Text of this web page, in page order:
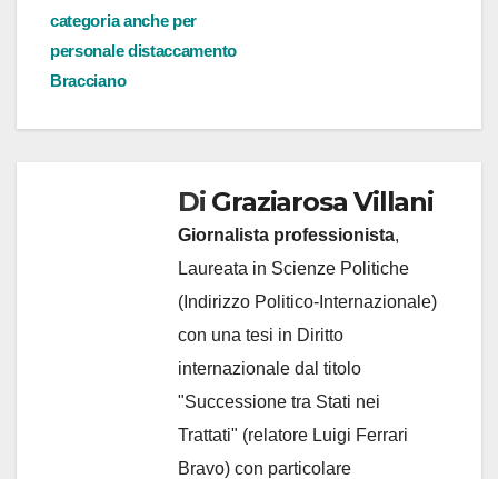
categoria anche per
personale distaccamento
Bracciano
Di Graziarosa Villani
Giornalista professionista,
Laureata in Scienze Politiche
(Indirizzo Politico-Internazionale)
con una tesi in Diritto
internazionale dal titolo
"Successione tra Stati nei
Trattati" (relatore Luigi Ferrari
Bravo) con particolare